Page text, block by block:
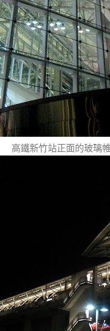
高鐵新竹站正面的玻璃